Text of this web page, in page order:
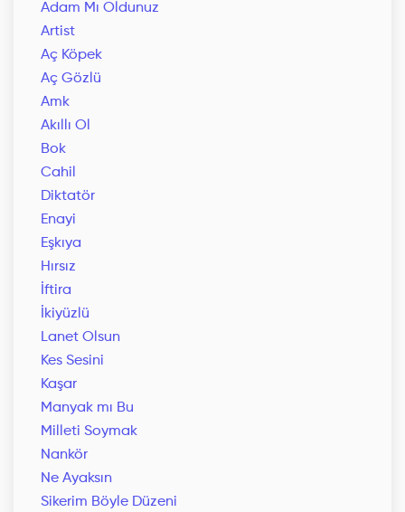
Adam Mı Oldunuz
Artist
Aç Köpek
Aç Gözlü
Amk
Akıllı Ol
Bok
Cahil
Diktatör
Enayi
Eşkıya
Hırsız
İftira
İkiyüzlü
Lanet Olsun
Kes Sesini
Kaşar
Manyak mı Bu
Milleti Soymak
Nankör
Ne Ayaksın
Sikerim Böyle Düzeni